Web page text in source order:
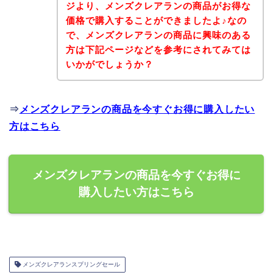
ジより、メンズクレアランの商品がお得な
価格で購入することができましたよ♪なの
で、メンズクレアランの商品に興味のある
方は下記ページなどを参考にされてみては
いかがでしょうか？
⇒ メンズクレアランの商品を今すぐお得に購入したい
方はこちら
メンズクレアランの商品を今すぐお得に
購入したい方はこちら
メンズクレアランスプリングセール